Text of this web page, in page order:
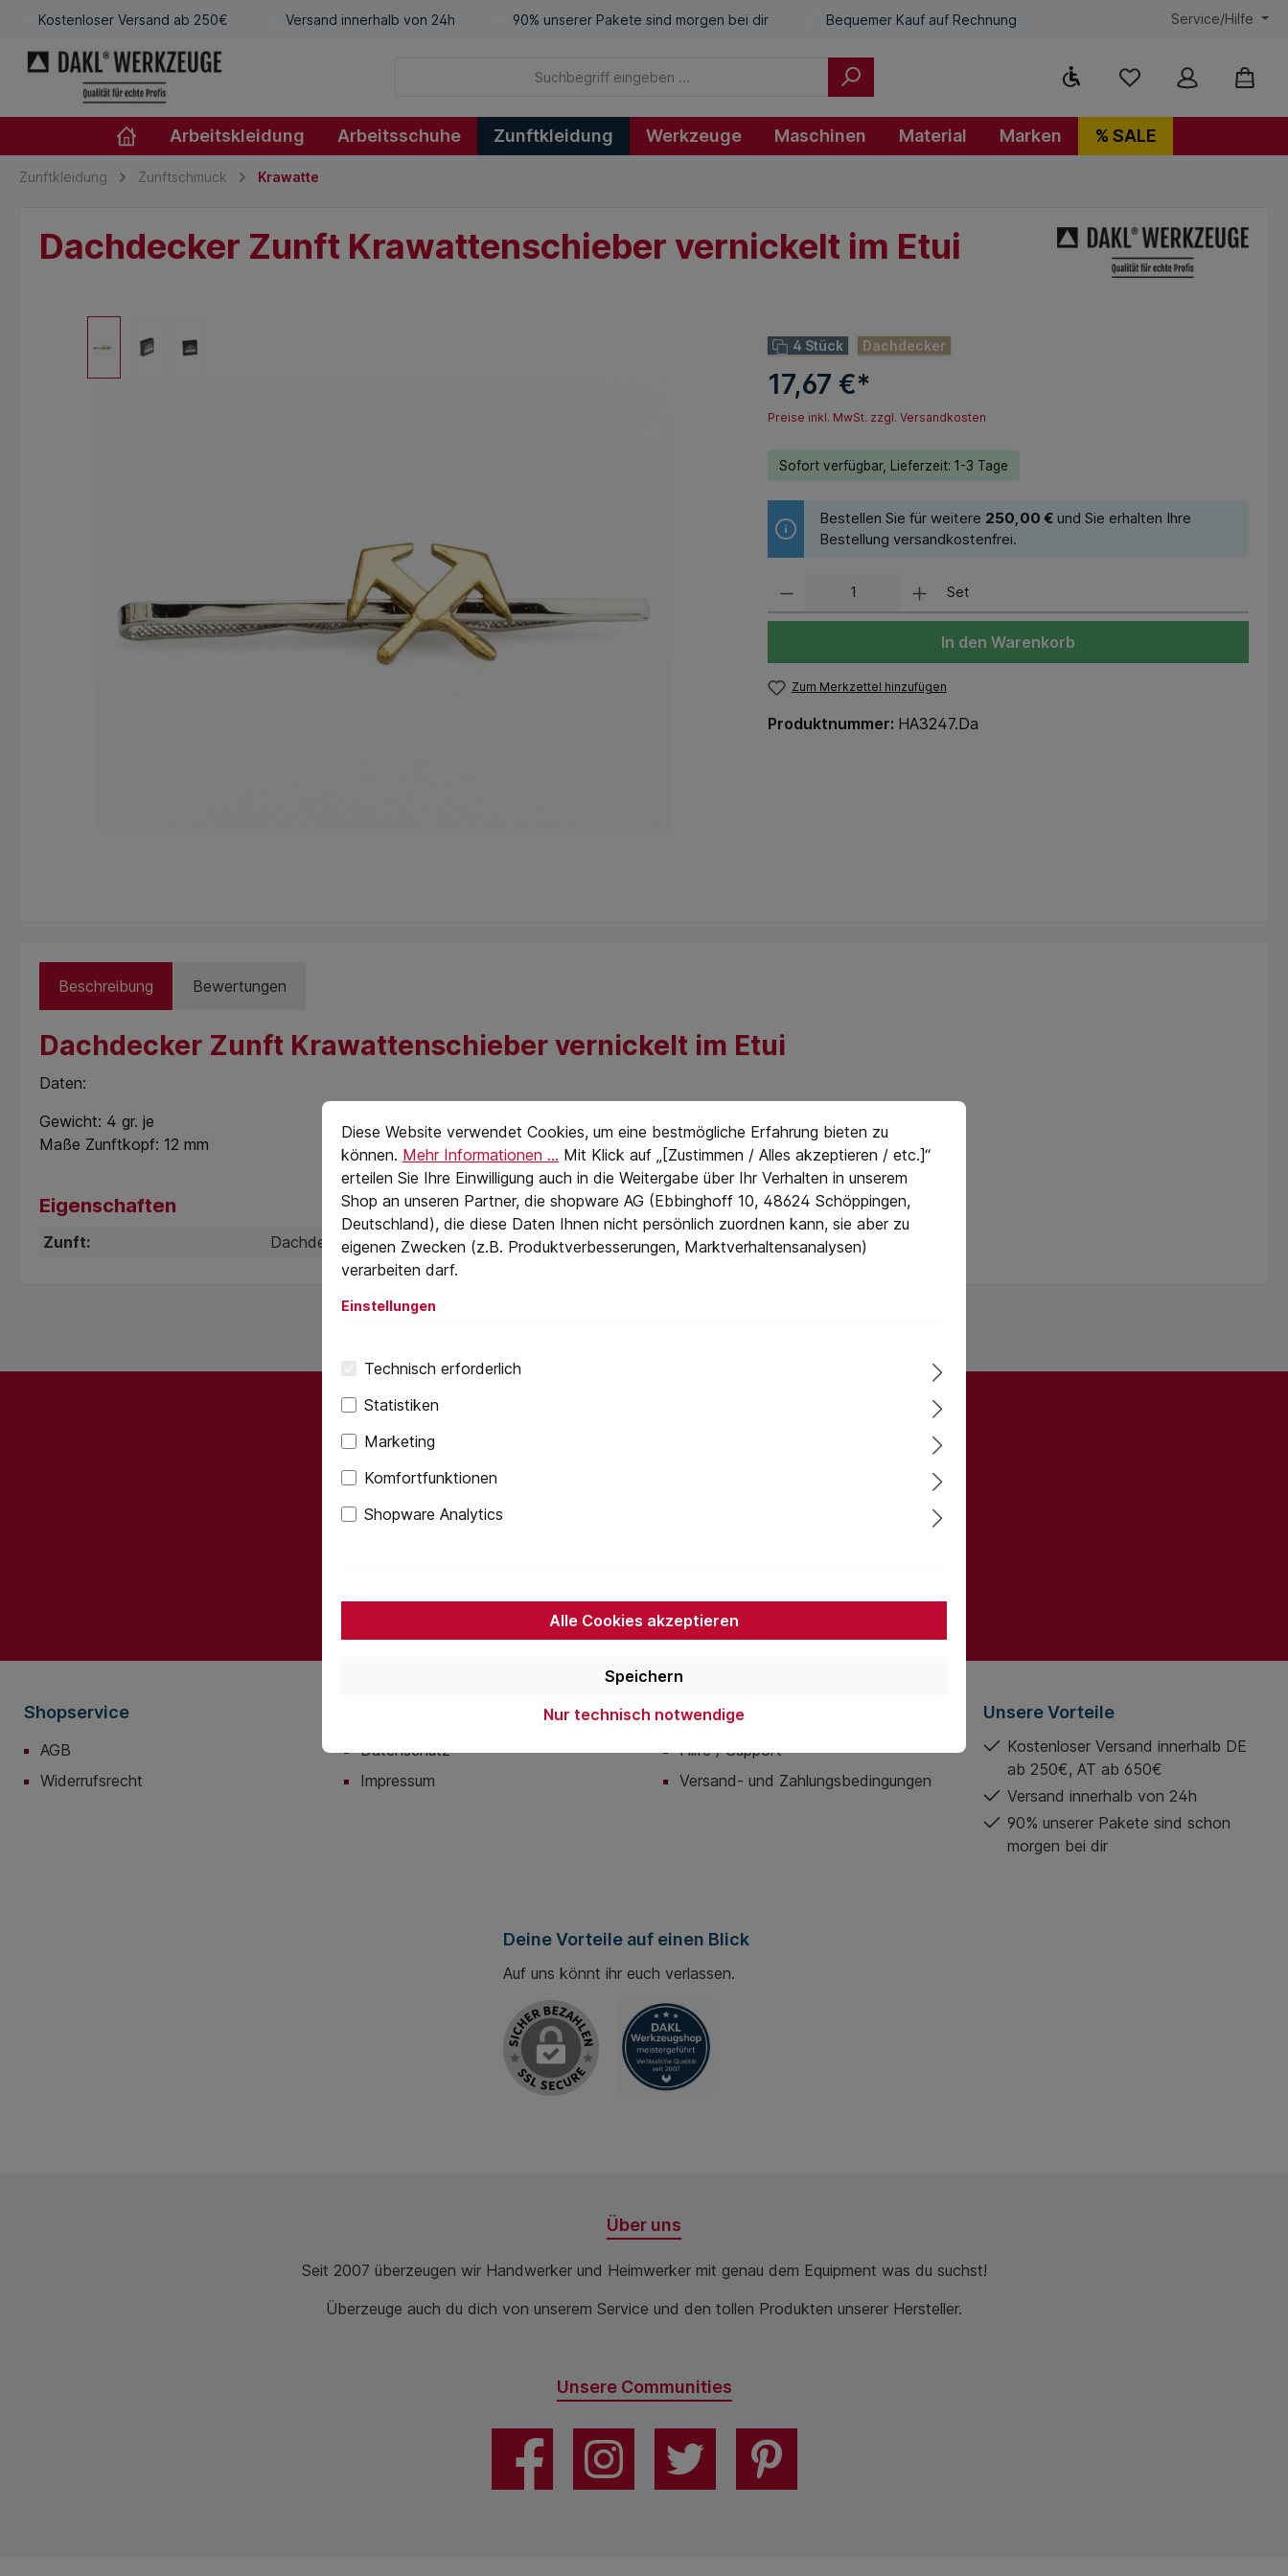
Kostenloser Versand ab 250€ Versand innerhalb von 24h 90% unserer Pakete sind morgen bei dir Bequemer Kauf auf Rechnung Service/Hilfe
Werkzeugleiste anzeigen
Arbeitskleidung Arbeitsschuhe Zunftkleidung Werkzeuge Maschinen Material Marken % SALE
Zunftkleidung Zunftschmuck Krawatte
Dachdecker Zunft Krawattenschieber vernickelt im Etui
4 Stück Dachdecker
17,67 €*
Preise inkl. MwSt. zzgl. Versandkosten
Sofort verfügbar, Lieferzeit: 1-3 Tage
Bestellen Sie für weitere 250,00 €und Sie erhalten Ihre
Bestellung versandkostenfrei.
Set
In den Warenkorb
Zum Merkzettel hinzufügen
Produktnummer: HA3247.Da
Beschreibung Bewertungen
Dachdecker Zunft Krawattenschieber vernickelt im Etui
Daten:
Gewicht: 4 gr. je
Maße Zunftkopf: 12 mm
Eigenschaften
Zunft: Dachdecker
Abonnieren Sie jetzt einfach unseren regelmäßig erscheinenden Newsletter und Sie
Ich habe dieDatenschutzbestimmungenzur Kenntnis genommen und dieAGBgelesen und
Shopservice
AGB
Widerrufsrecht
Datenschutz
Impressum
Servicemenü
Hilfe / Support
Versand- und Zahlungsbedingungen
Unsere Vorteile
Kostenloser Versand innerhalb DE
ab 250€, AT ab 650€
Versand innerhalb von 24h
90% unserer Pakete sind schon
morgen bei dir
Deine Vorteile auf einen Blick
Auf uns könnt ihr euch verlassen.
Über uns
Seit 2007 überzeugen wir Handwerker und Heimwerker mit genau dem Equipment was du suchst!
Überzeuge auch du dich von unserem Service und den tollen Produkten unserer Hersteller.
Unsere Communities
Cookie-Voreinstellungen
cookie.messageTextPage
Diese Website verwendet Cookies, um eine bestmögliche Erfahrung bieten zu
können. Mehr Informationen ... Mit Klick auf „[Zustimmen / Alles akzeptieren / etc.]“
erteilen Sie Ihre Einwilligung auch in die Weitergabe über Ihr Verhalten in unserem
Shop an unseren Partner, die shopware AG (Ebbinghoff 10, 48624 Schöppingen,
Deutschland), die diese Daten Ihnen nicht persönlich zuordnen kann, sie aber zu
eigenen Zwecken (z.B. Produktverbesserungen, Marktverhaltensanalysen)
verarbeiten darf.
Einstellungen
Technisch erforderlich
Statistiken
Marketing
Komfortfunktionen
Shopware Analytics
Alle Cookies akzeptieren
Speichern
Nur technisch notwendige